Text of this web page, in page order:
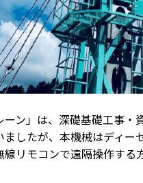
ーン」は、深礎基礎工事
ましたが、本機械はディー
線リモコンで遠隔操作する